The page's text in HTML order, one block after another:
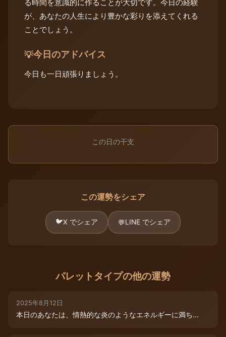
る時間を意識的に作ることが大切です。今日の経験
が、あなたの人生により豊かな彩りを添えてくれる
ことでしょう。
💡今日のアドバイス
今日も一日頑張りましょう。
この日の干支
この運勢をシェア
🐦X でシェア 💬LINE でシェア
パレットタイプの他の運勢
2025年8月12日
本日のあなたは、情熱的な炎のようなエネルギーに満ち...